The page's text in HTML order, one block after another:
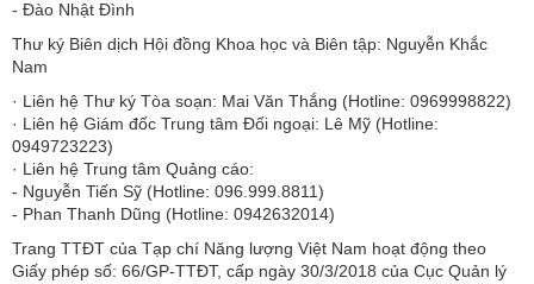
- Đào Nhật Đình
Thư ký Biên dịch Hội đồng Khoa học và Biên tập: Nguyễn Khắc
Nam
· Liên hệ Thư ký Tòa soạn: Mai Văn Thắng (Hotline: 0969998822)
· Liên hệ Giám đốc Trung tâm Đối ngoại: Lê Mỹ (Hotline:
0949723223)
· Liên hệ Trung tâm Quảng cáo:
- Nguyễn Tiến Sỹ (Hotline: 096.999.8811)
- Phan Thanh Dũng (Hotline: 0942632014)
Trang TTĐT của Tạp chí Năng lượng Việt Nam hoạt động theo
Giấy phép số: 66/GP-TTĐT, cấp ngày 30/3/2018 của Cục Quản lý